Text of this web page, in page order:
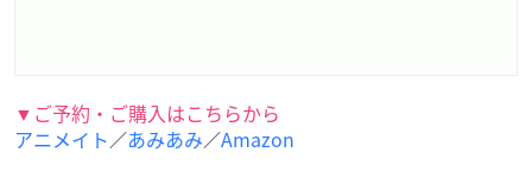
▼ご予約・ご購入はこちらから
アニメイト／あみあみ／Amazon